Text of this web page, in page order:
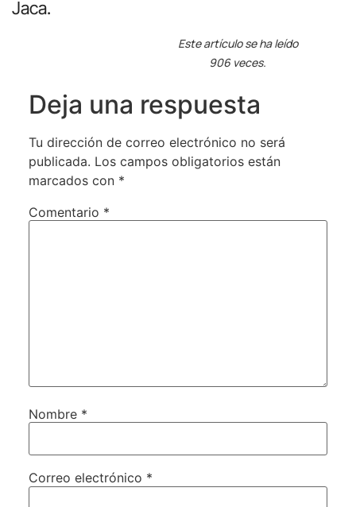
Jaca.
Este artículo se ha leído
906 veces.
Deja una respuesta
Tu dirección de correo electrónico no será
publicada. Los campos obligatorios están
marcados con *
Comentario *
Nombre *
Correo electrónico *